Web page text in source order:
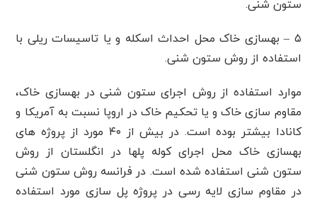
ستون شنی.
۵ – بهسازی خاک محل احداث اسکله و یا تاسیسات ریلی با
استفاده از روش ستون شنی.
موارد استفاده از روش اجرای ستون شنی در بهسازی خاک،
مقاوم سازی خاک و یا تحکیم خاک در اروپا نسبت به آمریکا و
کانادا بیشتر بوده است. در بیش از ۴۰ مورد از پروژه های
بهسازی خاک محل اجرای کوله پلها در انگلستان از روش
ستون شنی استفاده شده است. در فرانسه روش ستون شنی
در مقاوم سازی لایه رسی در پروژه پل سازی مورد استفاده